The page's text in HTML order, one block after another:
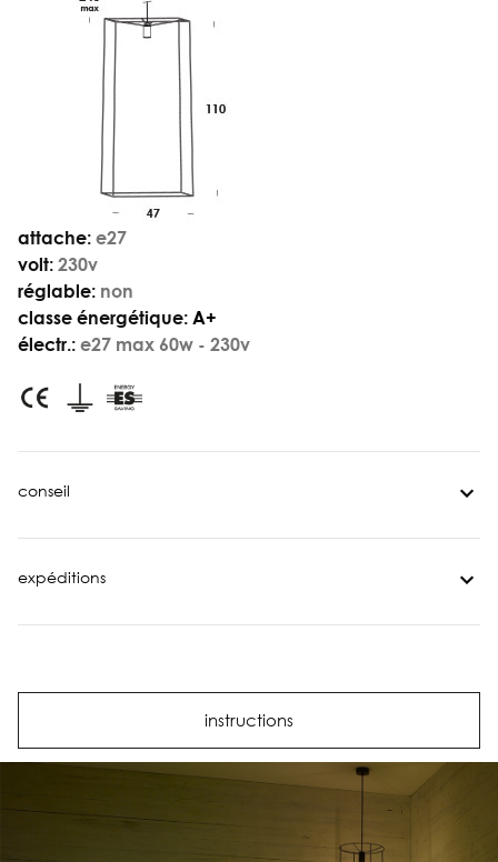
attache: e27
volt: 230v
réglable: non
classe énergétique: A+
électr.: e27 max 60w - 230v
conseil
expéditions
instructions